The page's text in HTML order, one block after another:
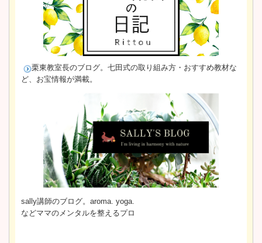
栗東教室長のブログ。 七田式の取り組み方・おすすめ教材な
ど、お宝情報が満載。
sally講師のブログ。aroma. yoga.
などママのメンタルを整えるプロ